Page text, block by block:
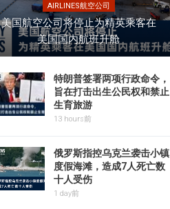
AIRLINES航空公司
美国航空公司将停止为精英乘客在
美国国内航班升舱
特朗普签署两项行政命令，
旨在打击出生公民权和禁止
生育旅游
13 hours前
俄罗斯指控乌克兰袭击小镇
度假海滩，造成7人死亡数
十人受伤
1 day前